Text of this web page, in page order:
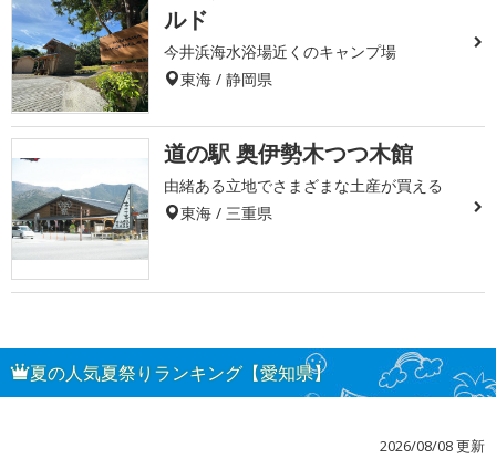
ルド
今井浜海水浴場近くのキャンプ場
東海 / 静岡県
道の駅 奥伊勢木つつ木館
由緒ある立地でさまざまな土産が買える
東海 / 三重県
夏の人気夏祭りランキング【愛知県】
2026/08/08 更新